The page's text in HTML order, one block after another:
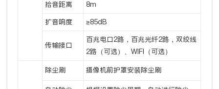
拾音距离 8m
扩音响度 ≥85dB
传输接口
百兆电口2路，百兆光纤2路，双绞线
2路（可选）、WIFI（可选）
除尘刷 摄像机前护罩安装除尘刷